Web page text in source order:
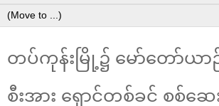
တပ်ကုန်းမြို့၌ မော်တော်ယာဉ်
စီးအား ရှောင်တစ်ခင် စစ်ဆေးခ